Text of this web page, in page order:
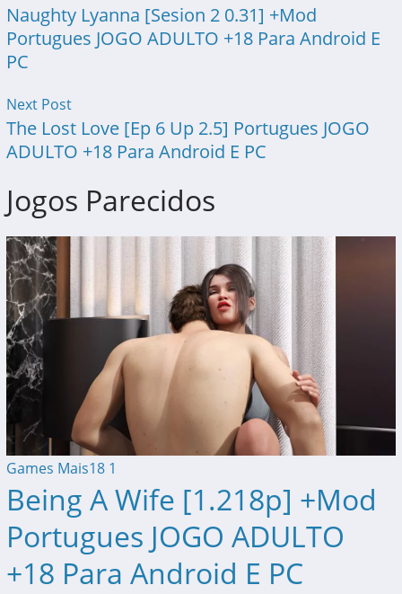
Naughty Lyanna [Sesion 2 0.31] +Mod
Portugues JOGO ADULTO +18 Para Android E
PC
Next Post
The Lost Love [Ep 6 Up 2.5] Portugues JOGO
ADULTO +18 Para Android E PC
Jogos Parecidos
Games Mais18 1
Being A Wife [1.218p] +Mod
Portugues JOGO ADULTO
+18 Para Android E PC